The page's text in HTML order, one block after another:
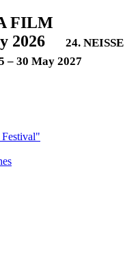
FILM
2026
24. NEISSE
– 30 May 2027